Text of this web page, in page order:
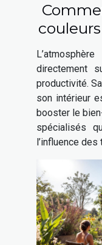
pour
directement
productivité.
son intérieur
booster le
spécialisés
l’influence des